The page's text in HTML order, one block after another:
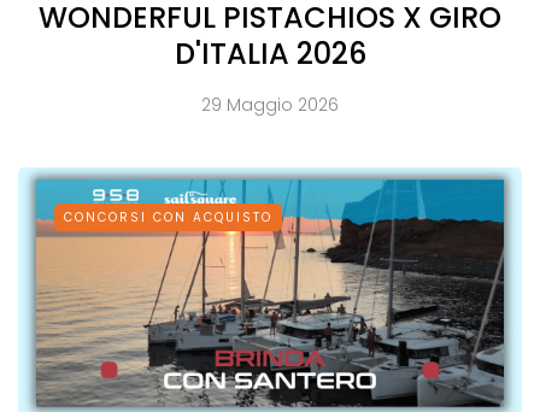
WONDERFUL PISTACHIOS X GIRO
D'ITALIA 2026
29 Maggio 2026
CONCORSI CON ACQUISTO